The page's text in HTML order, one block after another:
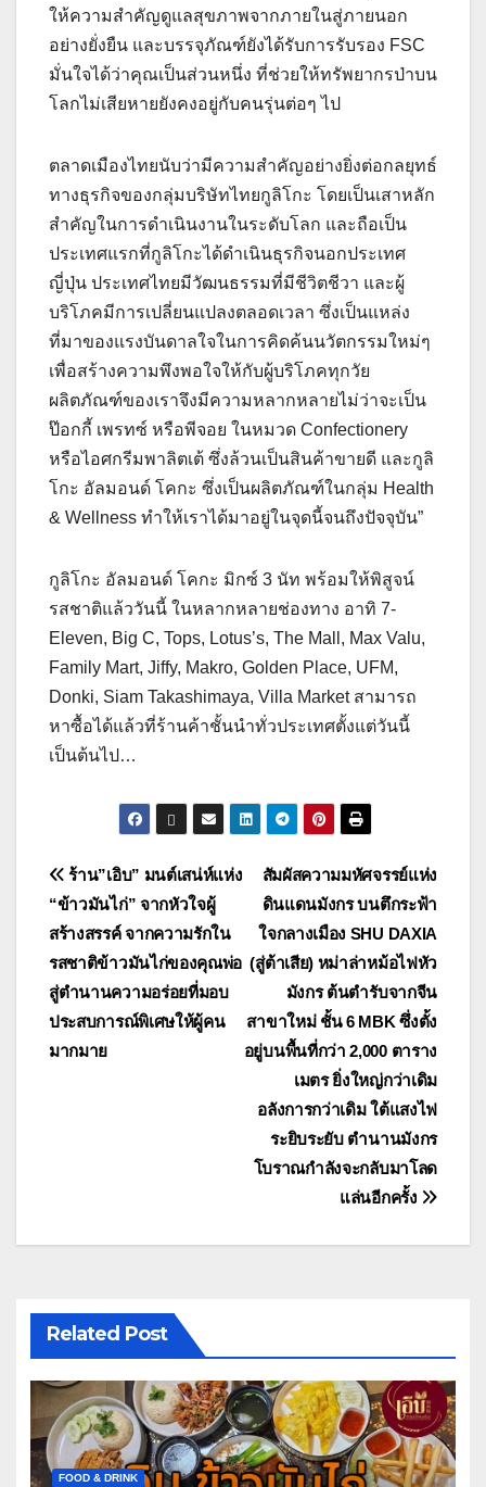
ให้ความสำคัญดูแลสุขภาพจากภายในสู่ภายนอก
อย่างยั่งยืน และบรรจุภัณฑ์ยังได้รับการรับรอง FSC
มั่นใจได้ว่าคุณเป็นส่วนหนึ่ง ที่ช่วยให้ทรัพยากรป่าบน
โลกไม่เสียหายยังคงอยู่กับคนรุ่นต่อๆ ไป
ตลาดเมืองไทยนับว่ามีความสำคัญอย่างยิ่งต่อกลยุทธ์
ทางธุรกิจของกลุ่มบริษัทไทยกูลิโกะ โดยเป็นเสาหลัก
สำคัญในการดำเนินงานในระดับโลก และถือเป็น
ประเทศแรกที่กูลิโกะได้ดำเนินธุรกิจนอกประเทศ
ญี่ปุ่น ประเทศไทยมีวัฒนธรรมที่มีชีวิตชีวา และผู้
บริโภคมีการเปลี่ยนแปลงตลอดเวลา ซึ่งเป็นแหล่ง
ที่มาของแรงบันดาลใจในการคิดค้นนวัตกรรมใหม่ๆ
เพื่อสร้างความพึงพอใจให้กับผู้บริโภคทุกวัย
ผลิตภัณฑ์ของเราจึงมีความหลากหลายไม่ว่าจะเป็น
ป๊อกกี้ เพรทซ์ หรือพีจอย ในหมวด Confectionery
หรือไอศกรีมพาลิตเต้ ซึ่งล้วนเป็นสินค้าขายดี และกูลิ
โกะ อัลมอนด์ โคกะ ซึ่งเป็นผลิตภัณฑ์ในกลุ่ม Health
& Wellness ทำให้เราได้มาอยู่ในจุดนี้จนถึงปัจจุบัน”
กูลิโกะ อัลมอนด์ โคกะ มิกซ์ 3 นัท พร้อมให้พิสูจน์
รสชาติแล้ววันนี้ ในหลากหลายช่องทาง อาทิ 7-
Eleven, Big C, Tops, Lotus’s, The Mall, Max Valu,
Family Mart, Jiffy, Makro, Golden Place, UFM,
Donki, Siam Takashimaya, Villa Market สามารถ
หาซื้อได้แล้วที่ร้านค้าชั้นนำทั่วประเทศตั้งแต่วันนี้
เป็นต้นไป…
แนะแนว
เรื่อง
สัมผัสความมหัศจรรย์แห่ง
ดินแดนมังกร บนตึกระฟ้า
ใจกลางเมือง SHU DAXIA
(สู่ต้าเสีย) หม่าล่าหม้อไฟหัว
มังกร ต้นตำรับจากจีน
สาขาใหม่ ชั้น 6 MBK ซึ่งตั้ง
อยู่บนพื้นที่กว่า 2,000 ตาราง
เมตร ยิ่งใหญ่กว่าเดิม
อลังการกว่าเดิม ใต้แสงไฟ
ระยิบระยับ ตำนานมังกร
โบราณกำลังจะกลับมาโลด
แล่นอีกครั้ง
ร้าน”เอิบ” มนต์เสน่ห์แห่ง
“ข้าวมันไก่” จากหัวใจผู้
สร้างสรรค์ จากความรักใน
รสชาติข้าวมันไก่ของคุณพ่อ
สู่ตำนานความอร่อยที่มอบ
ประสบการณ์พิเศษให้ผู้คน
มากมาย
Related Post
FOOD & DRINK